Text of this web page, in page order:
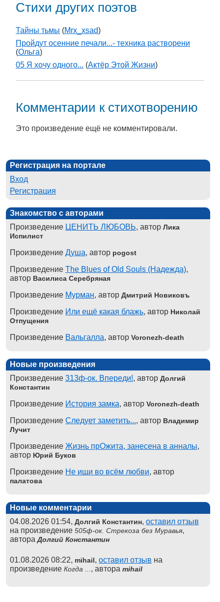
Стихи других поэтов
Тайны тьмы (Mrx_xsad)
Пройдут осенние печали...- техника растворени
(Ольга)
05 Я хочу одного... (Актёр Этой Жизни)
Комментарии к стихотворению
Это произведение ещё не комментировали.
Регистрация на портале
Вход
Регистрация
Знакомство с авторами
Произведение ЦЕНИТЬ ЛЮБОВЬ, автор Лика
Испилист
Произведение Душа, автор pogost
Произведение The Blues of Old Souls (Надежда),
автор Василиса Серебряная
Произведение Мурман, автор Дмитрий Новиковъ
Произведение Или ещё какая блажь, автор Николай
Отпущения
Произведение Вальгалла, автор Voronezh-death
Новые произведения
Произведение 313ф-ок. Впереди!, автор Долгий
Константин
Произведение История замка, автор Voronezh-death
Произведение Следует заметить..., автор Владимир
Лучит
Произведение Жизнь прОжита, занесена в анналы,
автор Юрий Буков
Произведение Не ищи во всём любви, автор
палатова
Новые комментарии
04.08.2026 01:54, Долгий Константин, оставил отзыв
на произведение 505ф-ок. Стрекоза без Муравья,
автораДолгий Константин
01.08.2026 08:22, mihail, оставил отзыв на
произведение Когда ... , автора mihail